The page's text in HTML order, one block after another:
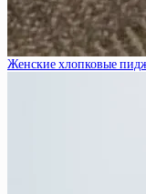
Женские хлопковые